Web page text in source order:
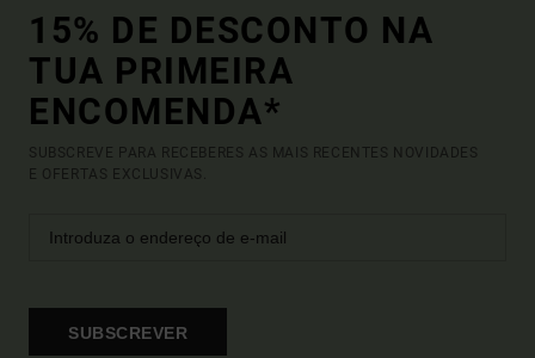
15% DE DESCONTO NA
TUA PRIMEIRA
ENCOMENDA*
SUBSCREVE PARA RECEBERES AS MAIS RECENTES NOVIDADES
E OFERTAS EXCLUSIVAS.
SUBSCREVER